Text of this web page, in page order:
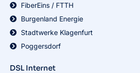
FiberEins / FTTH
Burgenland Energie
Stadtwerke Klagenfurt
Poggersdorf
DSL Internet